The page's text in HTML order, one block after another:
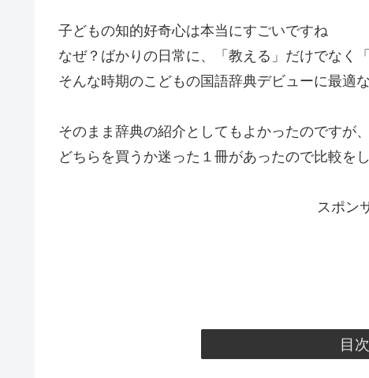
子どもの知的好奇心は本当にすごいですね
なぜ？ばかりの日常に、「教える」だけでなく
そんな時期のこどもの国語辞典デビューに最適
そのまま辞典の紹介としてもよかったのですが、
どちらを買うか迷った１冊があったので比較を
スポン
目次